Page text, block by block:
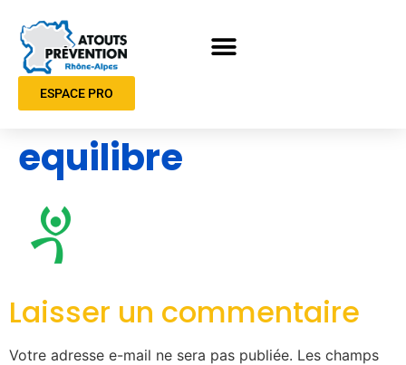
ESPACE PRO
equilibre
Laisser un commentaire
Votre adresse e-mail ne sera pas publiée. Les champs